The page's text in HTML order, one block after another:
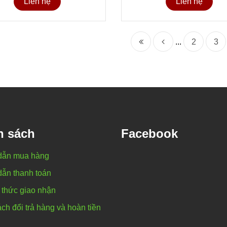
... 2 3
sách
mua hàng
thanh toán
giao nhận
đổi trả hàng và hoàn tiền
Facebook